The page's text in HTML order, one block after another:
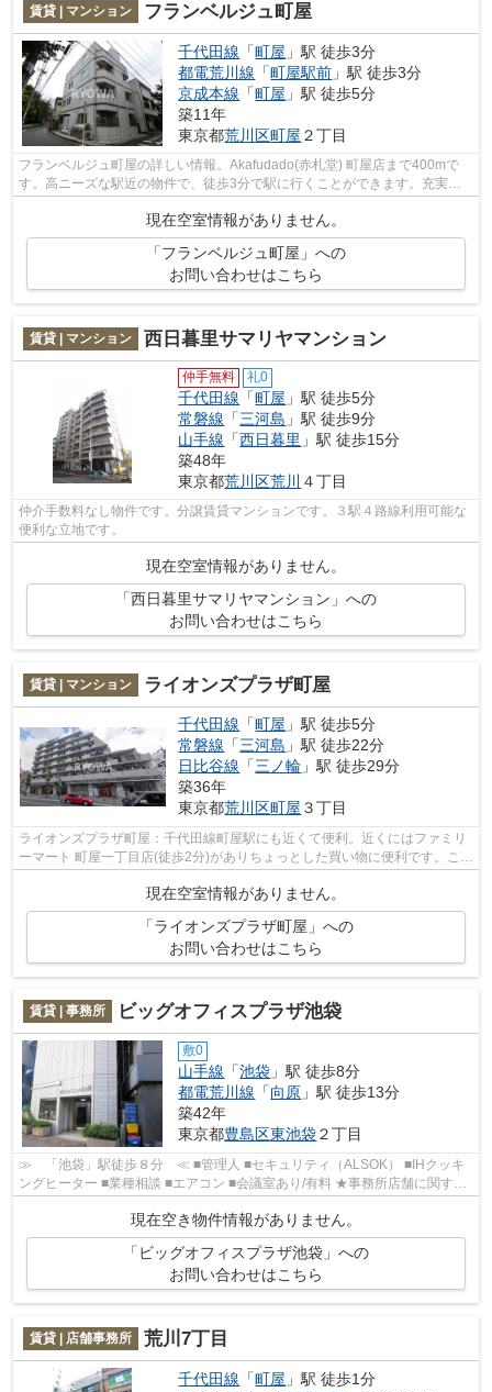
賃貸 | マンション フランベルジュ町屋
千代田線 「町屋 」駅 徒歩3分
都電荒川線 「町屋駅前 」駅 徒歩3分
京成本線 「町屋 」駅 徒歩5分
築11年
東京都荒川区町屋 ２丁目
フランベルジュ町屋の詳しい情報。Akafudado(赤札堂) 町屋店まで400mで
す。高ニーズな駅近の物件で、徒歩3分で駅に行くことができます。充実の
現在空室情報がありません。
「フランベルジュ町屋」への
お問い合わせはこちら
賃貸 | マンション 西日暮里サマリヤマンション
仲手無料 礼0
千代田線 「町屋 」駅 徒歩5分
常磐線 「三河島 」駅 徒歩9分
山手線 「西日暮里 」駅 徒歩15分
築48年
東京都荒川区荒川 ４丁目
仲介手数料なし物件です。分譲賃貸マンションです。３駅４路線利用可能な
便利な立地です。
現在空室情報がありません。
「西日暮里サマリヤマンション」への
お問い合わせはこちら
賃貸 | マンション ライオンズプラザ町屋
千代田線 「町屋 」駅 徒歩5分
常磐線 「三河島 」駅 徒歩22分
日比谷線 「三ノ輪 」駅 徒歩29分
築36年
東京都荒川区町屋 ３丁目
ライオンズプラザ町屋：千代田線町屋駅にも近くて便利。近くにはファミリ
ーマート 町屋一丁目店(徒歩2分)がありちょっとした買い物に便利です。こち
らの物件は分譲賃貸マンションです...
現在空室情報がありません。
「ライオンズプラザ町屋」への
お問い合わせはこちら
賃貸 | 事務所 ビッグオフィスプラザ池袋
敷0
山手線 「池袋 」駅 徒歩8分
都電荒川線 「向原 」駅 徒歩13分
築42年
東京都豊島区東池袋２丁目
≫ 「池袋」駅徒歩８分 ≪ ■管理人 ■セキュリティ（ALSOK） ■IHクッキ
ングヒーター ■業種相談 ■エアコン ■会議室あり/有料 ★事務所店舗に関する
現在空き物件情報がありません。
「ビッグオフィスプラザ池袋」への
お問い合わせはこちら
賃貸 | 店舗事務所 荒川7丁目
千代田線 「町屋 」駅 徒歩1分